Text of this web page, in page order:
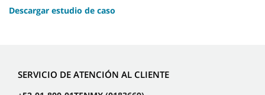
Descargar estudio de caso
SERVICIO DE ATENCIÓN AL CLIENTE